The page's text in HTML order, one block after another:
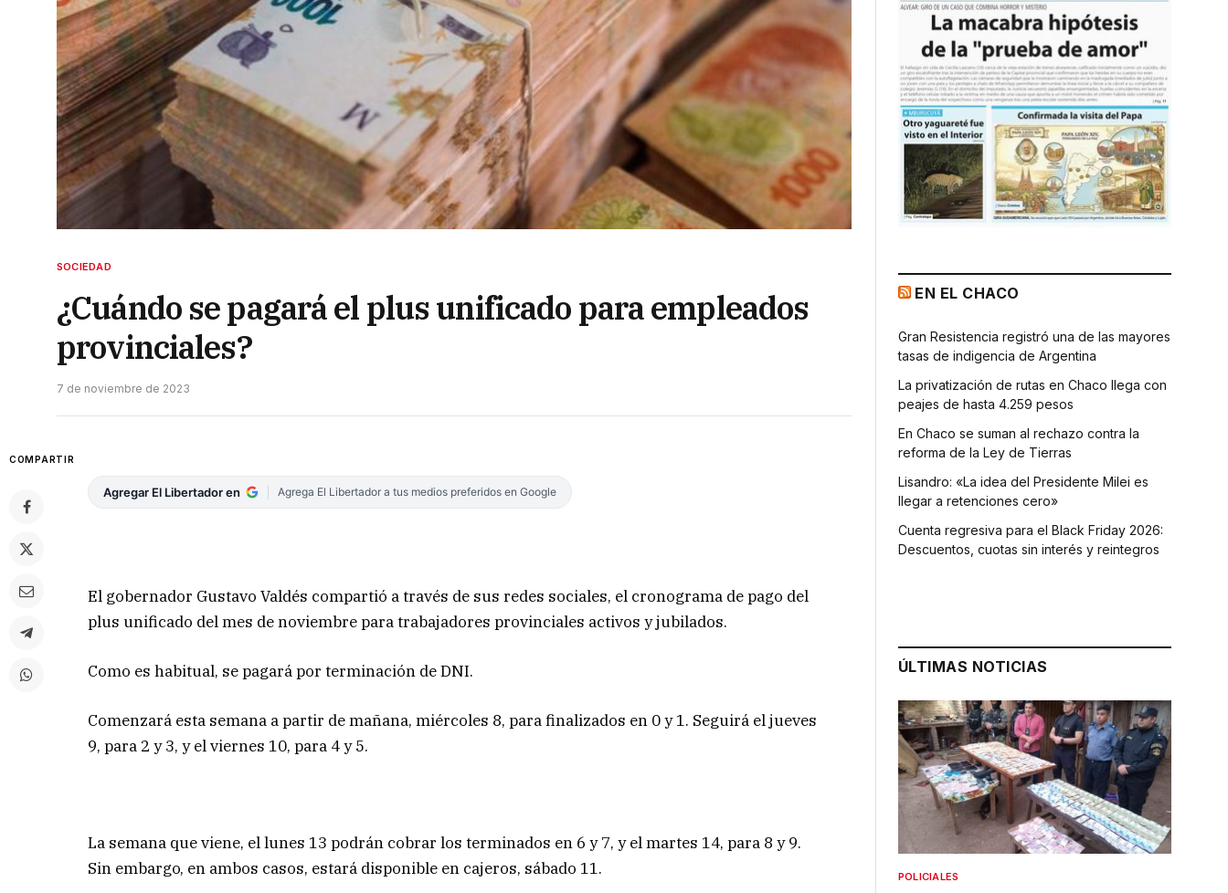
SOCIEDAD
¿Cuándo se pagará el plus unificado para empleados
provinciales?
7 de noviembre de 2023
COMPARTIR
Agregar El Libertador en Agrega El Libertador a tus medios preferidos en Google
El gobernador Gustavo Valdés compartió a través de sus redes sociales, el cronograma de pago del
plus unificado del mes de noviembre para trabajadores provinciales activos y jubilados.
Como es habitual, se pagará por terminación de DNI.
Comenzará esta semana a partir de mañana, miércoles 8, para finalizados en 0 y 1. Seguirá el jueves
9, para 2 y 3, y el viernes 10, para 4 y 5.
La semana que viene, el lunes 13 podrán cobrar los terminados en 6 y 7, y el martes 14, para 8 y 9.
Sin embargo, en ambos casos, estará disponible en cajeros, sábado 11.
EN EL CHACO
Gran Resistencia registró una de las mayores
tasas de indigencia de Argentina
La privatización de rutas en Chaco llega con
peajes de hasta 4.259 pesos
En Chaco se suman al rechazo contra la
reforma de la Ley de Tierras
Lisandro: «La idea del Presidente Milei es
llegar a retenciones cero»
Cuenta regresiva para el Black Friday 2026:
Descuentos, cuotas sin interés y reintegros
ÚLTIMAS NOTICIAS
POLICIALES